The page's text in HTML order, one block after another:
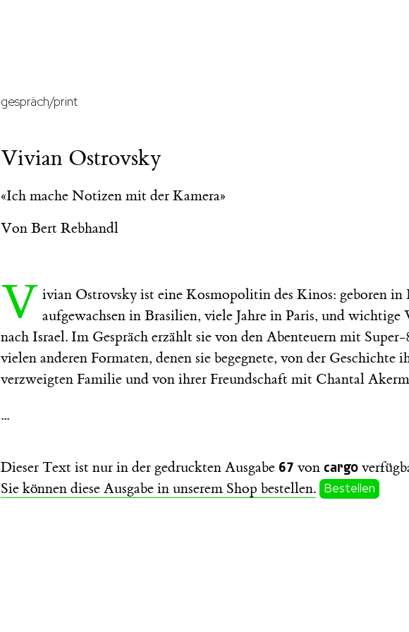
gespräch/print
Vivian Ostrovsky
«Ich mache Notizen mit der Kamera»
Von Bert Rebhandl
V ivian Ostrovsky ist eine Kosmopolitin des Kinos: geboren
aufgewachsen in Brasilien, viele Jahre in Paris, und wichtige
nach Israel. Im Gespräch erzählt sie von den Abenteuern mit
vielen anderen Formaten, denen sie begegnete, von der Geschichte
verzweigten Familie und von ihrer Freundschaft mit Chantal
...
Dieser Text ist nur in der gedruckten Ausgabe 67 von cargo
Sie können diese Ausgabe in unserem Shop bestellen. Bestellen